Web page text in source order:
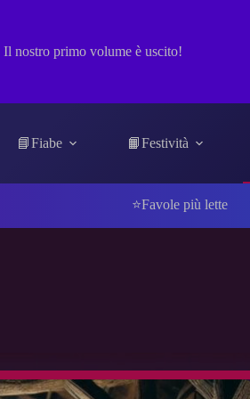
Il nostro primo volume è uscito!
📘Fiabe 📙Festività
⭐Favole più lette